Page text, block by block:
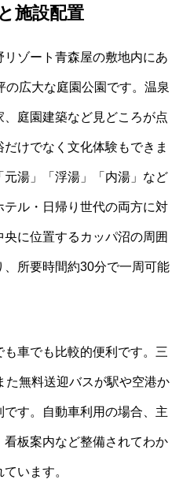
施設配置
ゾート青森屋の敷地内にあ
の広大な庭園公園です。温泉
庭園建築など見どころが点
けでなく文化体験もできま
湯」「浮湯」「内湯」など
ル・日帰り世代の両方に対
に位置するカッパ沼の周囲
所要時間約30分で一周可能
車でも比較的便利です。三
た無料送迎バスが駅や空港か
す。自動車利用の場合、主
板案内など整備されてわか
います。